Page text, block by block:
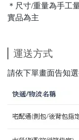
＊尺寸/重量為手工
實品為主
運送方式
請依下單畫面告知